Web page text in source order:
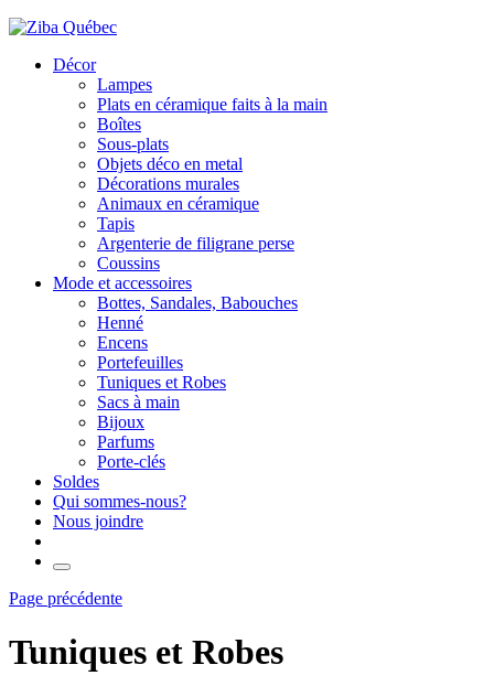
Décor
Lampes
Plats en céramique faits à la main
Boîtes
Sous-plats
Objets déco en metal
Décorations murales
Animaux en céramique
Tapis
Argenterie de filigrane perse
Coussins
Mode et accessoires
Bottes, Sandales, Babouches
Henné
Encens
Portefeuilles
Tuniques et Robes
Sacs à main
Bijoux
Parfums
Porte-clés
Soldes
Qui sommes-nous?
Nous joindre
Page précédente
Tuniques et Robes